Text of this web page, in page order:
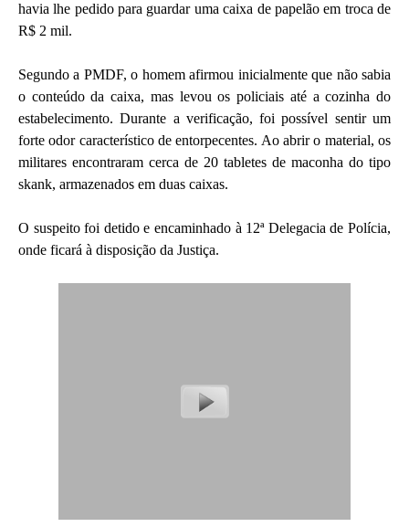
havia lhe pedido para guardar uma caixa de papelão em troca de
R$ 2 mil.
Segundo a PMDF, o homem afirmou inicialmente que não sabia
o conteúdo da caixa, mas levou os policiais até a cozinha do
estabelecimento. Durante a verificação, foi possível sentir um
forte odor característico de entorpecentes. Ao abrir o material, os
militares encontraram cerca de 20 tabletes de maconha do tipo
skank, armazenados em duas caixas.
O suspeito foi detido e encaminhado à 12ª Delegacia de Polícia,
onde ficará à disposição da Justiça.